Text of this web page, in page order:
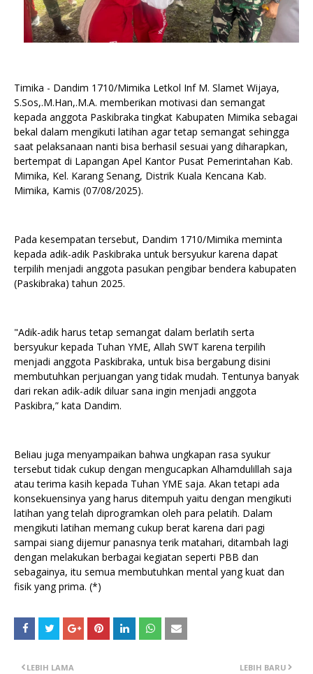
Timika - Dandim 1710/Mimika Letkol Inf M. Slamet Wijaya,
S.Sos,.M.Han,.M.A. memberikan motivasi dan semangat
kepada anggota Paskibraka tingkat Kabupaten Mimika sebagai
bekal dalam mengikuti latihan agar tetap semangat sehingga
saat pelaksanaan nanti bisa berhasil sesuai yang diharapkan,
bertempat di Lapangan Apel Kantor Pusat Pemerintahan Kab.
Mimika, Kel. Karang Senang, Distrik Kuala Kencana Kab.
Mimika, Kamis (07/08/2025).
Pada kesempatan tersebut, Dandim 1710/Mimika meminta
kepada adik-adik Paskibraka untuk bersyukur karena dapat
terpilih menjadi anggota pasukan pengibar bendera kabupaten
(Paskibraka) tahun 2025.
"Adik-adik harus tetap semangat dalam berlatih serta
bersyukur kepada Tuhan YME, Allah SWT karena terpilih
menjadi anggota Paskibraka, untuk bisa bergabung disini
membutuhkan perjuangan yang tidak mudah. Tentunya banyak
dari rekan adik-adik diluar sana ingin menjadi anggota
Paskibra,” kata Dandim.
Beliau juga menyampaikan bahwa ungkapan rasa syukur
tersebut tidak cukup dengan mengucapkan Alhamdulillah saja
atau terima kasih kepada Tuhan YME saja. Akan tetapi ada
konsekuensinya yang harus ditempuh yaitu dengan mengikuti
latihan yang telah diprogramkan oleh para pelatih. Dalam
mengikuti latihan memang cukup berat karena dari pagi
sampai siang dijemur panasnya terik matahari, ditambah lagi
dengan melakukan berbagai kegiatan seperti PBB dan
sebagainya, itu semua membutuhkan mental yang kuat dan
fisik yang prima. (*)
LEBIH BARU
LEBIH LAMA